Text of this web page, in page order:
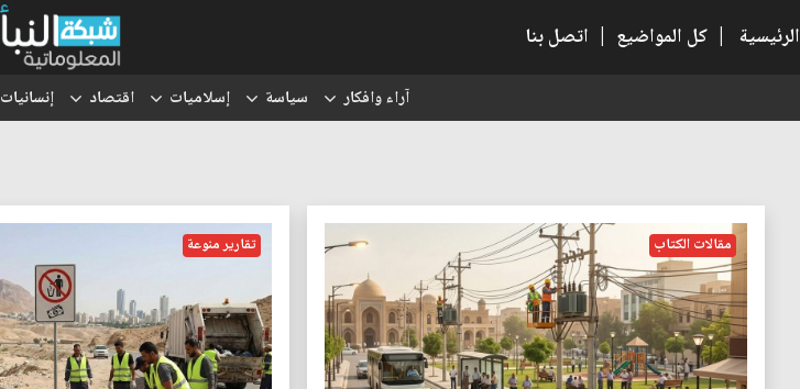
الرئيسية | كل المواضيع | اتصل بنا
آراء وافكار سياسة إسلاميات اقتصاد إنسانيات
مقالات الكتاب تقارير منوعة